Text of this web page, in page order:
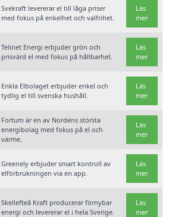
Svekraft levererar el till låga priser
med fokus på enkelhet och valfrihet.
Läs
mer
Telinet Energi erbjuder grön och
prisvärd el med fokus på hållbarhet.
Läs
mer
Enkla Elbolaget erbjuder enkel och
tydlig el till svenska hushåll.
Läs
mer
Fortum är en av Nordens största
energibolag med fokus på el och
värme.
Läs
mer
Greenely erbjuder smart kontroll av
elförbrukningen via en app.
Läs
mer
Skellefteå Kraft producerar förnybar
energi och levererar el i hela Sverige.
Läs
mer